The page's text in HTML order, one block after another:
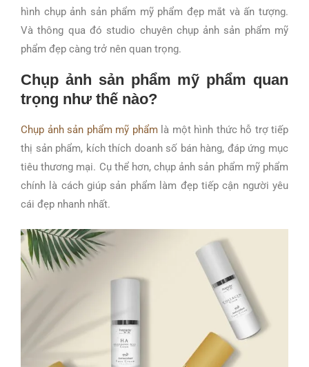
hình chụp ảnh sản phẩm mỹ phẩm đẹp mắt và ấn tượng.
Và thông qua đó studio chuyên chụp ảnh sản phẩm mỹ
phẩm đẹp càng trở nên quan trọng.
Chụp ảnh sản phẩm mỹ phẩm quan
trọng như thế nào?
Chụp ảnh sản phẩm mỹ phẩmlà một hình thức hỗ trợ tiếp
thị sản phẩm, kích thích doanh số bán hàng, đáp ứng mục
tiêu thương mại. Cụ thể hơn, chụp ảnh sản phẩm mỹ phẩm
chính là cách giúp sản phẩm làm đẹp tiếp cận người yêu
cái đẹp nhanh nhất.